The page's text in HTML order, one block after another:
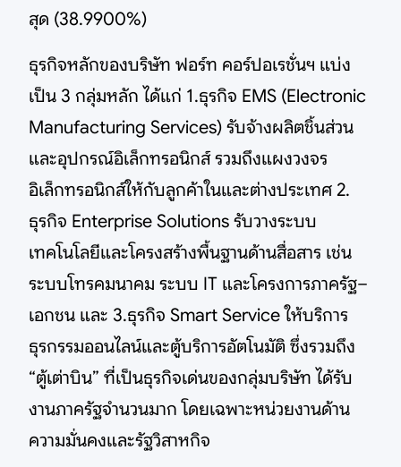
สุด (38.9900%)
ธุรกิจหลักของบริษัท ฟอร์ท คอร์ปอเรชั่นฯ แบ่ง
เป็น 3 กลุ่มหลัก ได้แก่ 1.ธุรกิจ EMS (Electronic
Manufacturing Services) รับจ้างผลิตชิ้นส่วน
และอุปกรณ์อิเล็กทรอนิกส์ รวมถึงแผงวงจร
อิเล็กทรอนิกส์ให้กับลูกค้าในและต่างประเทศ 2.
ธุรกิจ Enterprise Solutions รับวางระบบ
เทคโนโลยีและโครงสร้างพื้นฐานด้านสื่อสาร เช่น
ระบบโทรคมนาคม ระบบ IT และโครงการภาครัฐ–
เอกชน และ 3.ธุรกิจ Smart Service ให้บริการ
ธุรกรรมออนไลน์และตู้บริการอัตโนมัติ ซึ่งรวมถึง
“ตู้เต่าบิน” ที่เป็นธุรกิจเด่นของกลุ่มบริษัท ได้รับ
งานภาครัฐจำนวนมาก โดยเฉพาะหน่วยงานด้าน
ความมั่นคงและรัฐวิสาหกิจ